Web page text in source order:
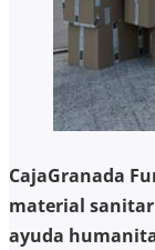
CajaGranada
material
ayuda